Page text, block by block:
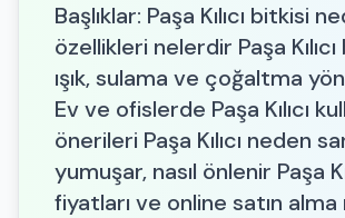
Başlıklar: Paşa Kılıcı bitkisi
özellikleri nelerdir Paşa Kılıcı
ışık, sulama ve çoğaltma
Ev ve ofislerde Paşa Kılıcı
önerileri Paşa Kılıcı neden
yumuşar, nasıl önlenir Paşa
fiyatları ve online satın